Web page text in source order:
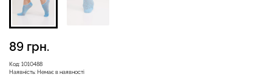
Код: 1010488
Наявність: Немає в наявності
89 грн.